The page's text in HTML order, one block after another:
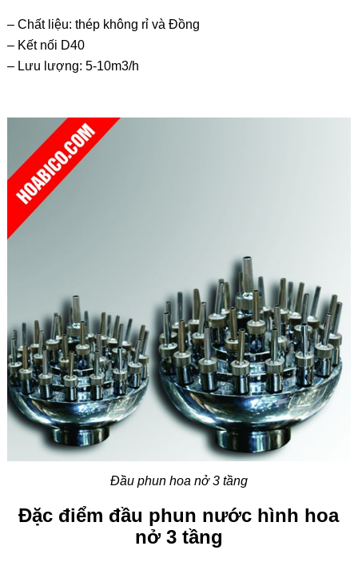
– Chất liệu: thép không rỉ và Đồng
– Kết nối D40
– Lưu lượng: 5-10m3/h
Đầu phun hoa nở 3 tầng
Đặc điểm đầu phun nước hình hoa
nở 3 tầng